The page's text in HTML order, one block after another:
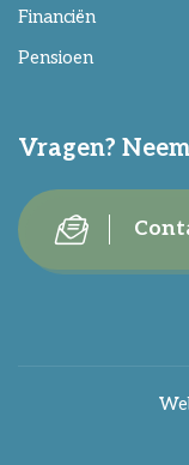
Financiën
Pensioen
Vragen?